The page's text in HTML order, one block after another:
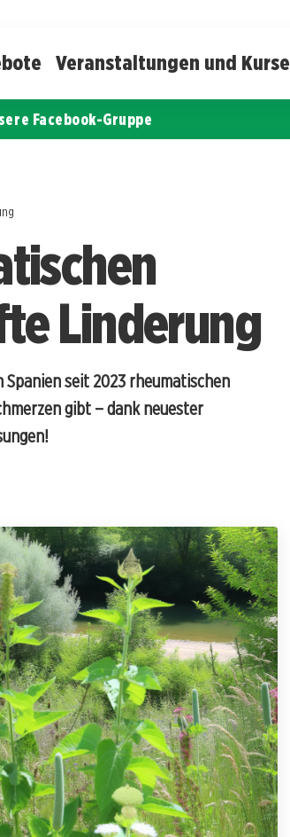
Veranstaltungen und Kurse
Facebook-Gruppe
Linderung
seit 2023 rheumatischen
gibt – dank neuester